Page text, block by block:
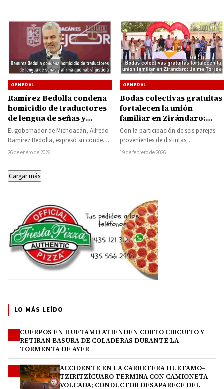
GENERAL
Ramírez Bedolla condena
homicidio de traductores
de lengua de señas y
afirma que habrá justicia
El gobernador de Michoacán, Alfredo
Ramírez Bedolla, expresó su condena
enérgica por el asesinato de Víctor,
26 de enero de 2026
GENERAL
Bodas colectivas gratuitas
fortalecen la unión
familiar en Zirándaro:
Jaime Torres
Con la participación de seis parejas
provenientes de distintas
comunidades del municipio, este
19 de febrero de 2026
Cargar más
LO MÁS LEÍDO
CUERPOS EN HUETAMO ATIENDEN CORTO CIRCUITO Y
RETIRAN BASURA DE COLADERAS DURANTE LA
TORMENTA DE AYER
ACCIDENTE EN LA CARRETERA HUETAMO–
TZIRITZÍCUARO TERMINA CON CAMIONETA
VOLCADA; CONDUCTOR DESAPARECE DEL